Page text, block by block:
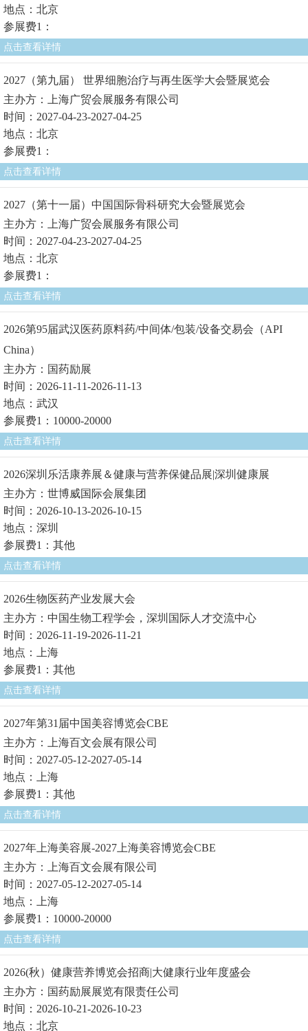
地点：北京
参展费1：
点击查看详情
2027（第九届） 世界细胞治疗与再生医学大会暨展览会
主办方：上海广贸会展服务有限公司
时间：2027-04-23-2027-04-25
地点：北京
参展费1：
点击查看详情
2027（第十一届）中国国际骨科研究大会暨展览会
主办方：上海广贸会展服务有限公司
时间：2027-04-23-2027-04-25
地点：北京
参展费1：
点击查看详情
2026第95届武汉医药原料药/中间体/包装/设备交易会（API
China）
主办方：国药励展
时间：2026-11-11-2026-11-13
地点：武汉
参展费1：10000-20000
点击查看详情
2026深圳乐活康养展＆健康与营养保健品展|深圳健康展
主办方：世博威国际会展集团
时间：2026-10-13-2026-10-15
地点：深圳
参展费1：其他
点击查看详情
2026生物医药产业发展大会
主办方：中国生物工程学会，深圳国际人才交流中心
时间：2026-11-19-2026-11-21
地点：上海
参展费1：其他
点击查看详情
2027年第31届中国美容博览会CBE
主办方：上海百文会展有限公司
时间：2027-05-12-2027-05-14
地点：上海
参展费1：其他
点击查看详情
2027年上海美容展-2027上海美容博览会CBE
主办方：上海百文会展有限公司
时间：2027-05-12-2027-05-14
地点：上海
参展费1：10000-20000
点击查看详情
2026(秋）健康营养博览会招商|大健康行业年度盛会
主办方：国药励展展览有限责任公司
时间：2026-10-21-2026-10-23
地点：北京